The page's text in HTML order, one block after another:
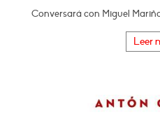
Conversará con Miguel
Leer